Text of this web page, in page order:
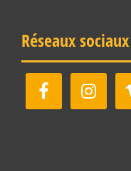
Réseaux sociaux